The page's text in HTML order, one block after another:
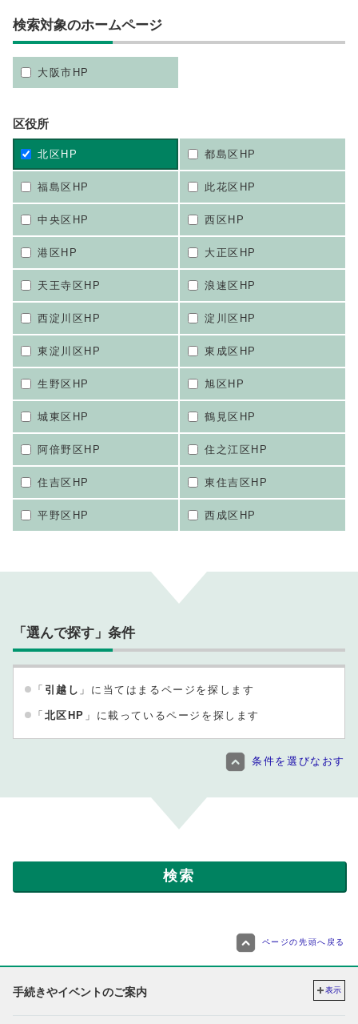
検索対象のホームページ
大阪市HP
区役所
北区HP 都島区HP
福島区HP 此花区HP
中央区HP 西区HP
港区HP 大正区HP
天王寺区HP 浪速区HP
西淀川区HP 淀川区HP
東淀川区HP 東成区HP
生野区HP 旭区HP
城東区HP 鶴見区HP
阿倍野区HP 住之江区HP
住吉区HP 東住吉区HP
平野区HP 西成区HP
「選んで探す」条件
「 引越し 」に当てはまるページを探します
「 北区HP 」に載っているページを探します
条件を選びなおす
ページの先頭へ戻る
手続きやイベントのご案内 表示